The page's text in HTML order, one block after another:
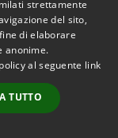
© 2026 • Comune di
•
Accesso
redazione
strettamente
del sito,
di elaborare
anonime.
al seguente link
TUTTO